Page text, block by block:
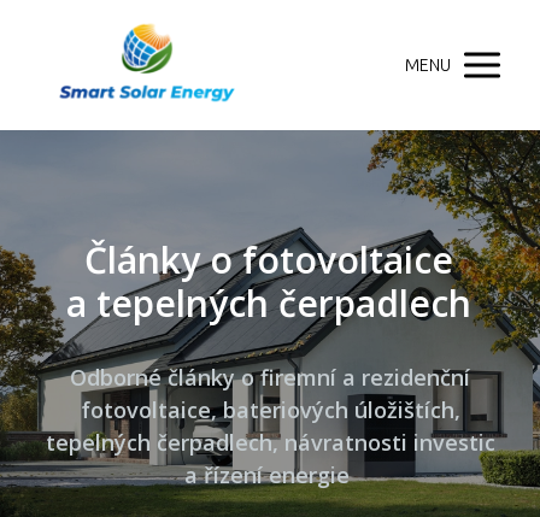
MENU
Články o fotovoltaice
a tepelných čerpadlech
Odborné články o firemní a rezidenční
fotovoltaice, bateriových úložištích,
tepelných čerpadlech, návratnosti investic
a řízení energie